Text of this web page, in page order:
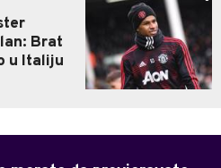
Brat
u Italiju